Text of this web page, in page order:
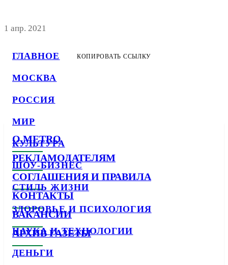
ГЛАВНОЕ
МОСКВА
РОССИЯ
МИР
КУЛЬТУРА
ШОУ-БИЗНЕС
СТИЛЬ ЖИЗНИ
ЗДОРОВЬЕ И ПСИХОЛОГИЯ
НАУКА И ТЕХНОЛОГИИ
ДЕНЬГИ
1 апр. 2021
КОПИРОВАТЬ ССЫЛКУ
О METRO
РЕКЛАМОДАТЕЛЯМ
СОГЛАШЕНИЯ И ПРАВИЛА
КОНТАКТЫ
ВАКАНСИИ
АРХИВ ГАЗЕТЫ